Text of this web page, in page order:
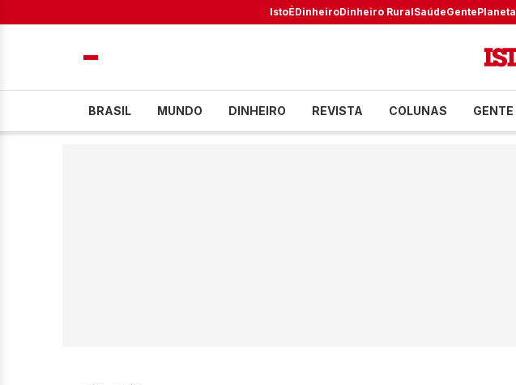
IstoÉDinheiroDinheiro RuralSaúdeGentePlaneta
BRASIL MUNDO DINHEIRO REVISTA COLUNAS GENTE